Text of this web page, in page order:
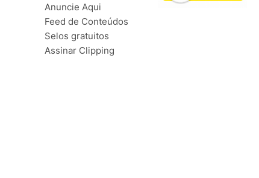
Anuncie Aqui
Feed de Conteúdos
Selos gratuitos
Assinar Clipping